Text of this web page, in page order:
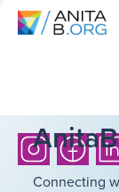
Connecting